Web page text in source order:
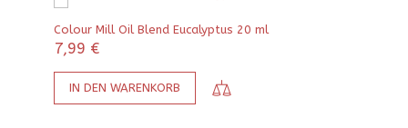
Colour Mill Oil Blend Eucalyptus 20 ml
7,99 €
IN DEN WARENKORB